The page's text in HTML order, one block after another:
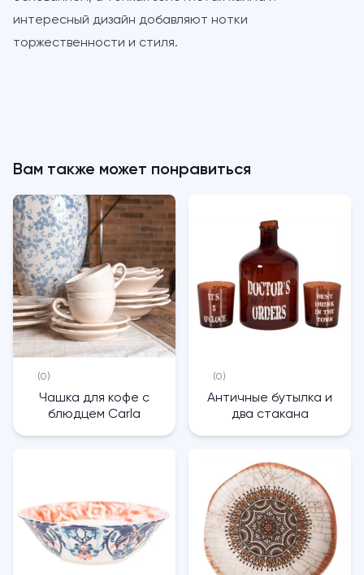
интересный дизайн добавляют нотки
торжественности и стиля.
Вам также может понравиться
(0)
Чашка для кофе с
блюдцем Carla
(0)
Античные бутылка и
два стакана